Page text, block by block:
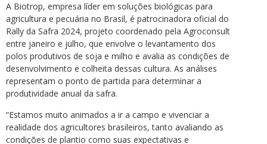
A Biotrop, empresa líder em soluções biológicas para
agricultura e pecuária no Brasil, é patrocinadora oficial do
Rally da Safra 2024, projeto coordenado pela Agroconsult
entre janeiro e julho, que envolve o levantamento dos
polos produtivos de soja e milho e avalia as condições de
desenvolvimento e colheita dessas cultura. As análises
representam o ponto de partida para determinar a
produtividade anual da safra.
“Estamos muito animados a ir a campo e vivenciar a
realidade dos agricultores brasileiros, tanto avaliando as
condições de plantio como suas expectativas e